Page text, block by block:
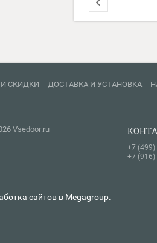
СКИДКИ ДОСТАВКА И УСТАНОВКА
Vsedoor.ru
+7 (499)
+7 (916)
сайтов в Megagroup.